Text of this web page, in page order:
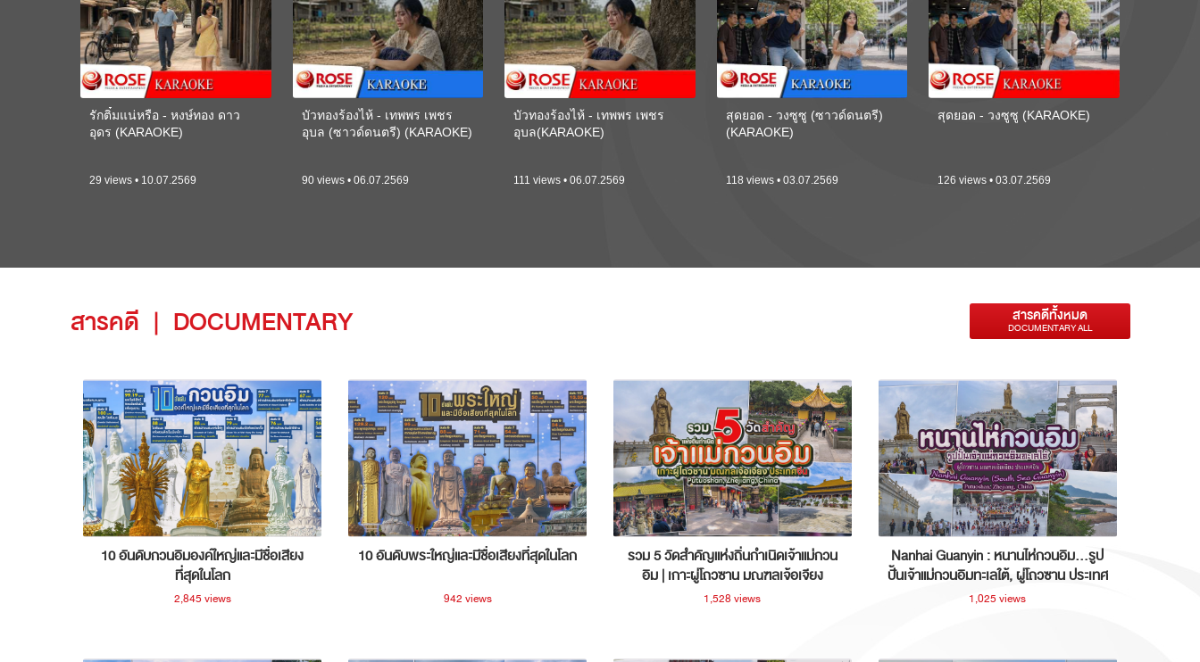
รักติ๋มแน่หรือ - หงษ์ทอง ดาว
อุดร (KARAOKE)
29 views • 10.07.2569
บัวทองร้องไห้ - เทพพร เพชร
อุบล (ซาวด์ดนตรี) (KARAOKE)
90 views • 06.07.2569
บัวทองร้องไห้ - เทพพร เพชร
อุบล(KARAOKE)
111 views • 06.07.2569
สุดยอด - วงซูซู (ซาวด์ดนตรี)
(KARAOKE)
118 views • 03.07.2569
สุดยอด - วงซูซู (KARAOKE)
126 views • 03.07.2569
สารคดี | DOCUMENTARY สารคดีทั้งหมด
DOCUMENTARY ALL
10 อันดับกวนอิมองค์ใหญ่และมีชื่อเสียง
ที่สุดในโลก
2,845 views
10 อันดับพระใหญ่และมีชื่อเสียงที่สุดในโลก
942 views
รวม 5 วัดสำคัญแห่งถิ่นกำเนิดเจ้าแม่กวน
อิม | เกาะผู่โถวซาน มณฑลเจ้อเจียง
ประเทศจีน
1,528 views
Nanhai Guanyin : หนานไห่กวนอิม...รูป
ปั้นเจ้าแม่กวนอิมทะเลใต้, ผู่โถวซาน ประเทศ
จีน
1,025 views